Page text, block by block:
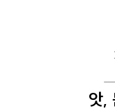
앗,